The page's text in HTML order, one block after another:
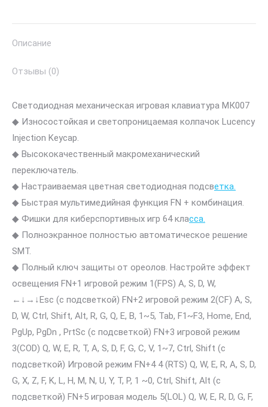
Keyboard
Описание
Отзывы (0)
Светодиодная механическая игровая клавиатура МК007
◆ Износостойкая и светопроницаемая колпачок Lucency
Injection Keycap.
◆ Высококачественный макромеханический
переключатель.
◆ Настраиваемая цветная светодиодная подсветка.
◆ Быстрая мультимедийная функция FN + комбинация.
◆ Фишки для киберспортивных игр 64 класса.
◆ Полноэкранное полностью автоматическое решение
SMT.
◆ Полный ключ защиты от ореолов. Настройте эффект
освещения FN+1 игровой режим 1(FPS) A, S, D, W,
←↓→↓Esc (с подсветкой) FN+2 игровой режим 2(CF) A, S,
D, W, Ctrl, Shift, Alt, R, G, Q, E, B, 1~5, Tab, F1~F3, Home, End,
PgUp, PgDn , PrtSc (с подсветкой) FN+3 игровой режим
3(COD) Q, W, E, R, T, A, S, D, F, G, C, V, 1~7, Ctrl, Shift (с
подсветкой) Игровой режим FN+4 4 (RTS) Q, W, E, R, A, S, D,
G, X, Z, F, K, L, H, M, N, U, Y, T, P, 1 ~0, Ctrl, Shift, Alt (с
подсветкой) FN+5 игровая модель 5(LOL) Q, W, E, R, D, G, F,